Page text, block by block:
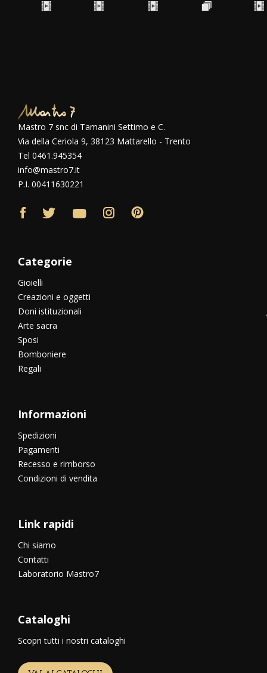
Mastro 7 snc di Tamanini Settimo e C.
Via della Ceriola 9, 38123 Mattarello - Trento
Tel 0461.945354
info@mastro7.it
P.I. 00411630221
Categorie
Gioielli
Creazioni e oggetti
Doni istituzionali
Arte sacra
Sposi
Bomboniere
Regali
Informazioni
Spedizioni
Pagamenti
Recesso e rimborso
Condizioni di vendita
Link rapidi
Chi siamo
Contatti
Laboratorio Mastro7
Cataloghi
Scopri tutti i nostri cataloghi